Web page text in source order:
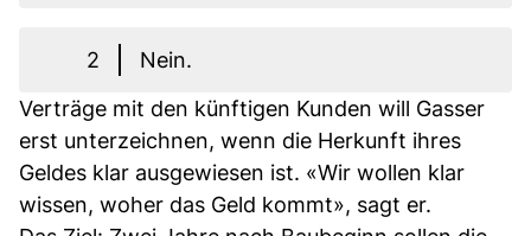
2
Nein.
Verträge mit den künftigen Kunden will Gasser
erst unterzeichnen, wenn die Herkunft ihres
Geldes klar ausgewiesen ist. «Wir wollen klar
wissen, woher das Geld kommt», sagt er.